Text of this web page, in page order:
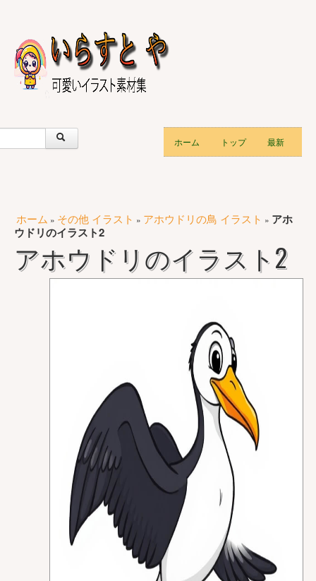
ホーム トップ 最新
ホーム » その他 イラスト » アホウドリの鳥 イラスト » アホ
ウドリのイラスト2
アホウドリのイラスト2